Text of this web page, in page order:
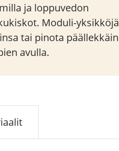
ja loppuvedon
Moduli-yksikköjä
tai pinota päällekkäin
avulla.